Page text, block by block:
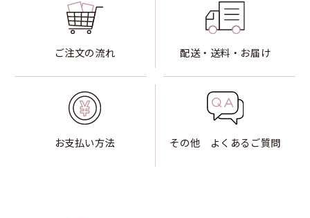
ご注文の流れ 配送・送料・お届け
お支払い方法 その他 よくあるご質問